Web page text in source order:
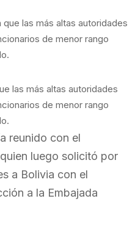
las más altas autoridades
de menor rango
reunido con el
luego solicitó por
a Bolivia con el
a la Embajada